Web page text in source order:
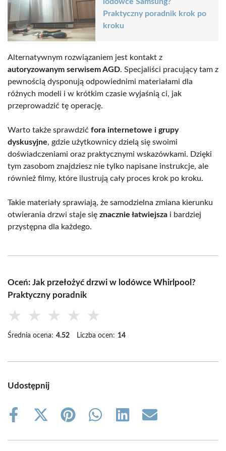
lodówce Samsung?
Praktyczny poradnik krok po
kroku
Alternatywnym rozwiązaniem jest kontakt z
autoryzowanym serwisem AGD. Specjaliści pracujący tam z
pewnością dysponują odpowiednimi materiałami dla
różnych modeli i w krótkim czasie wyjaśnią ci, jak
przeprowadzić tę operację.
Warto także sprawdzić fora internetowe i grupy
dyskusyjne, gdzie użytkownicy dzielą się swoimi
doświadczeniami oraz praktycznymi wskazówkami. Dzięki
tym zasobom znajdziesz nie tylko napisane instrukcje, ale
również filmy, które ilustrują cały proces krok po kroku.
Takie materiały sprawiają, że samodzielna zmiana kierunku
otwierania drzwi staje się znacznie łatwiejsza i bardziej
przystępna dla każdego.
Oceń: Jak przełożyć drzwi w lodówce Whirlpool?
Praktyczny poradnik
★ ★ ★ ★ ★
Średnia ocena: 4.52 Liczba ocen: 14
Udostępnij
Share
Share
(Twitter)
Share
Share
Share
Share